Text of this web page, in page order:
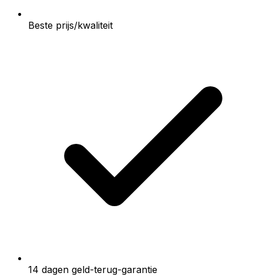
Beste prijs/kwaliteit
14 dagen geld-terug-garantie